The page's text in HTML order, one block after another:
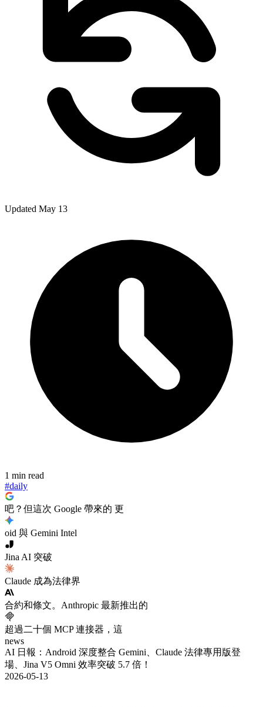
Updated May 13
1 min read
#daily
吧？但這次 Google 帶來的 更
oid 與 Gemini Intel
Jina AI 突破
Claude 成為法律界
合約和條文。Anthropic 最新推出的
超過二十個 MCP 連接器，這
news
AI 日報：Android 深度整合 Gemini、Claude 法律專用版登
場、Jina V5 Omni 效率突破 5.7 倍！
2026-05-13